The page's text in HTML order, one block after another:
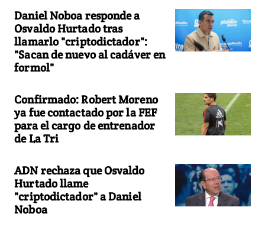
Daniel Noboa responde a
Osvaldo Hurtado tras
llamarlo "criptodictador":
"Sacan de nuevo al cadáver en
formol"
Confirmado: Robert Moreno
ya fue contactado por la FEF
para el cargo de entrenador
de La Tri
ADN rechaza que Osvaldo
Hurtado llame
"criptodictador" a Daniel
Noboa